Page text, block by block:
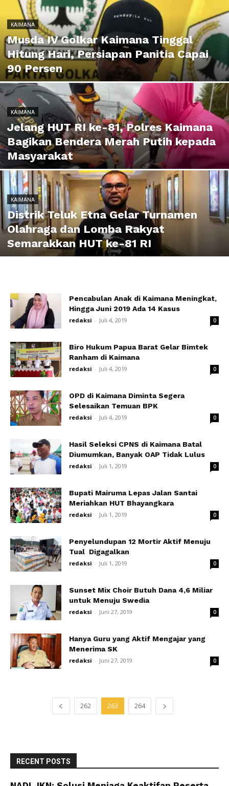
KAIMANA
Musda IV Golkar Kaimana Tinggal
Hitung Hari, Persiapan Panitia Capai
90 Persen
KAIMANA
Jelang HUT RI ke-81, Polres Kaimana
Bagikan Bendera Merah Putih kepada
Masyarakat
KAIMANA
Distrik Teluk Etna Gelar Turnamen
Olahraga dan Lomba Rakyat
Semarakkan HUT ke-81 RI
Pencabulan Anak di Kaimana Meningkat,
Hingga Juni 2019 Ada 14 Kasus
redaksi - Juli 4, 2019 0
Biro Hukum Papua Barat Gelar Bimtek
Ranham di Kaimana
redaksi - Juli 4, 2019 0
OPD di Kaimana Diminta Segera
Selesaikan Temuan BPK
redaksi - Juli 4, 2019 0
Hasil Seleksi CPNS di Kaimana Batal
Diumumkan, Banyak OAP Tidak Lulus
redaksi - Juli 1, 2019 0
Bupati Mairuma Lepas Jalan Santai
Meriahkan HUT Bhayangkara
redaksi - Juli 1, 2019 0
Penyelundupan 12 Mortir Aktif Menuju
Tual Digagalkan
redaksi - Juli 1, 2019 0
Sunset Mix Choir Butuh Dana 4,6 Miliar
untuk Menuju Swedia
redaksi - Juni 27, 2019 0
Hanya Guru yang Aktif Mengajar yang
Menerima SK
redaksi - Juni 27, 2019 0
262 263 264
RECENT POSTS